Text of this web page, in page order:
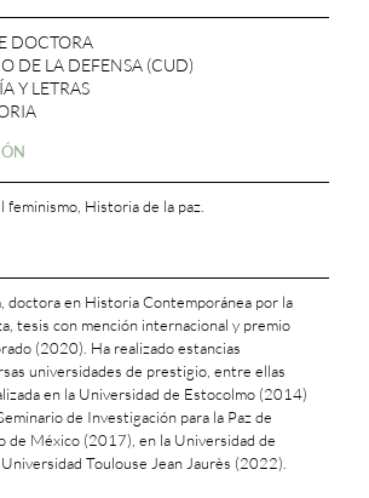
DOCTORA
DE LA DEFENSA (CUD)
Y LETRAS
Historia de la paz.
doctora en Historia Contemporánea por la
tesis con mención internacional y premio
(2020). Ha realizado estancias
universidades de prestigio, entre ellas
en la Universidad de Estocolmo (2014)
de Investigación para la Paz de
de México (2017), en la Universidad de
Toulouse Jean Jaurès (2022).